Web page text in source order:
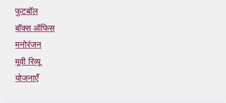
फुटबॉल
बॉक्स ऑफिस
मनोरंजन
मूवी रिव्यू
योजनाएँ